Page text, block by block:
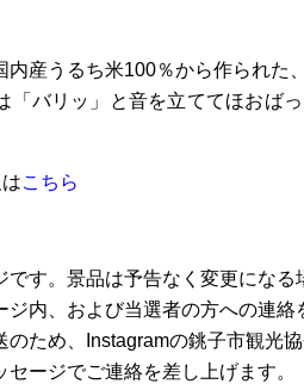
産うるち米100％から作られた
「バリッ」と音を立ててほおば
こちら
です。景品は予告なく変更になる
ジ内、および当選者の方への連絡
のため、Instagramの銚子市観光
ージでご連絡を差し上げます。